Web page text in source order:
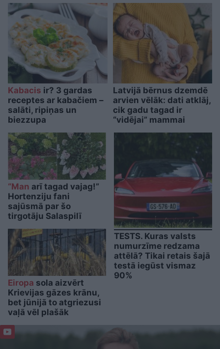
Kabacis ir? 3 gardas
receptes ar kabačiem –
salāti, ripiņas un
biezzupa
Latvijā bērnus dzemdē
arvien vēlāk: dati atklāj,
cik gadu tagad ir
“vidējai” mammai
“Man arī tagad vajag!”
Hortenziju fani
sajūsmā par šo
tirgotāju Salaspilī
Eiropa sola aizvērt
Krievijas gāzes krānu,
bet jūnijā to atgriezusi
vaļā vēl plašāk
TESTS. Kuras valsts
numurzīme redzama
attēlā? Tikai retais šajā
testā iegūst vismaz
90%